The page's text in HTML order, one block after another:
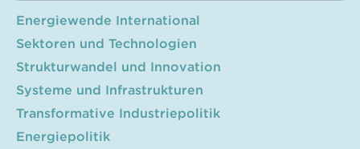
Energiewende International
Sektoren und Technologien
Strukturwandel und Innovation
Systeme und Infrastrukturen
Transformative Industriepolitik
Energiepolitik